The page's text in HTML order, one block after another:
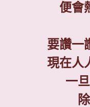
便會
要讚一
現在人
一